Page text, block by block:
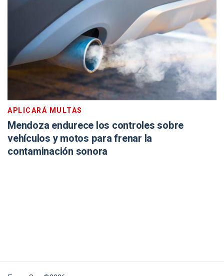
APLICARÁ MULTAS
Mendoza endurece los controles sobre
vehículos y motos para frenar la
contaminación sonora